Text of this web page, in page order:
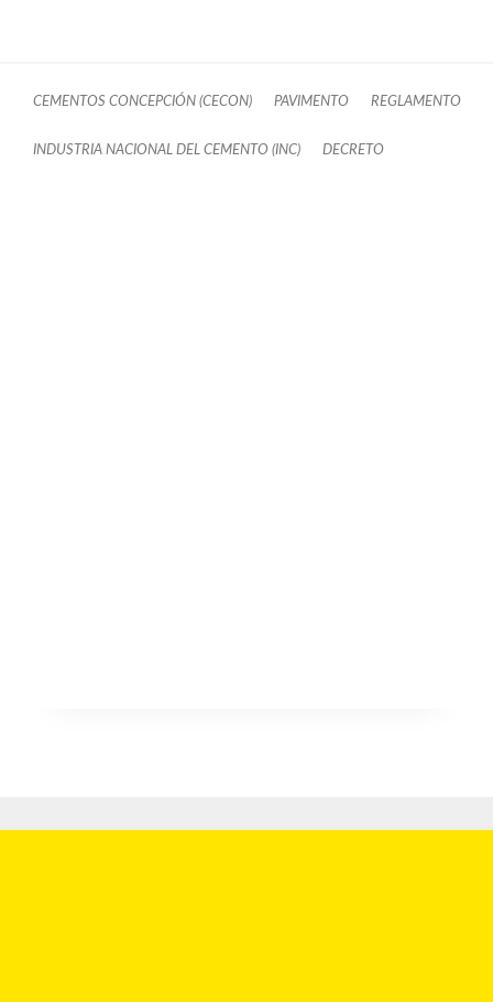
CEMENTOS CONCEPCIÓN (CECON) PAVIMENTO REGLAMENTO
INDUSTRIA NACIONAL DEL CEMENTO (INC) DECRETO